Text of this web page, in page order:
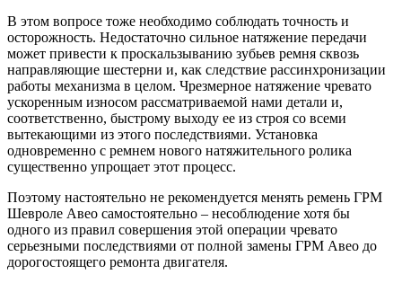
В этом вопросе тоже необходимо соблюдать точность и
осторожность. Недостаточно сильное натяжение передачи
может привести к проскальзыванию зубьев ремня сквозь
направляющие шестерни и, как следствие рассинхронизации
работы механизма в целом. Чрезмерное натяжение чревато
ускоренным износом рассматриваемой нами детали и,
соответственно, быстрому выходу ее из строя со всеми
вытекающими из этого последствиями. Установка
одновременно с ремнем нового натяжительного ролика
существенно упрощает этот процесс.
Поэтому настоятельно не рекомендуется менять ремень ГРМ
Шевроле Авео самостоятельно – несоблюдение хотя бы
одного из правил совершения этой операции чревато
серьезными последствиями от полной замены ГРМ Авео до
дорогостоящего ремонта двигателя.